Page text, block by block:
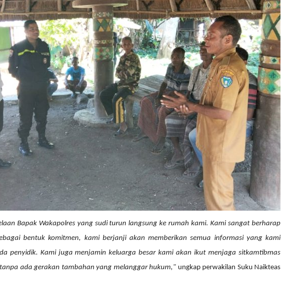
Bapak Wakapolres yang sudi turun langsung ke rumah kami. Kami sangat berharap
bentuk komitmen, kami berjanji akan memberikan semua informasi yang kami
penyidik. Kami juga menjamin keluarga besar kami akan ikut menjaga sitkamtibmas
ada gerakan tambahan yang melanggar hukum," ungkap perwakilan Suku Naikteas